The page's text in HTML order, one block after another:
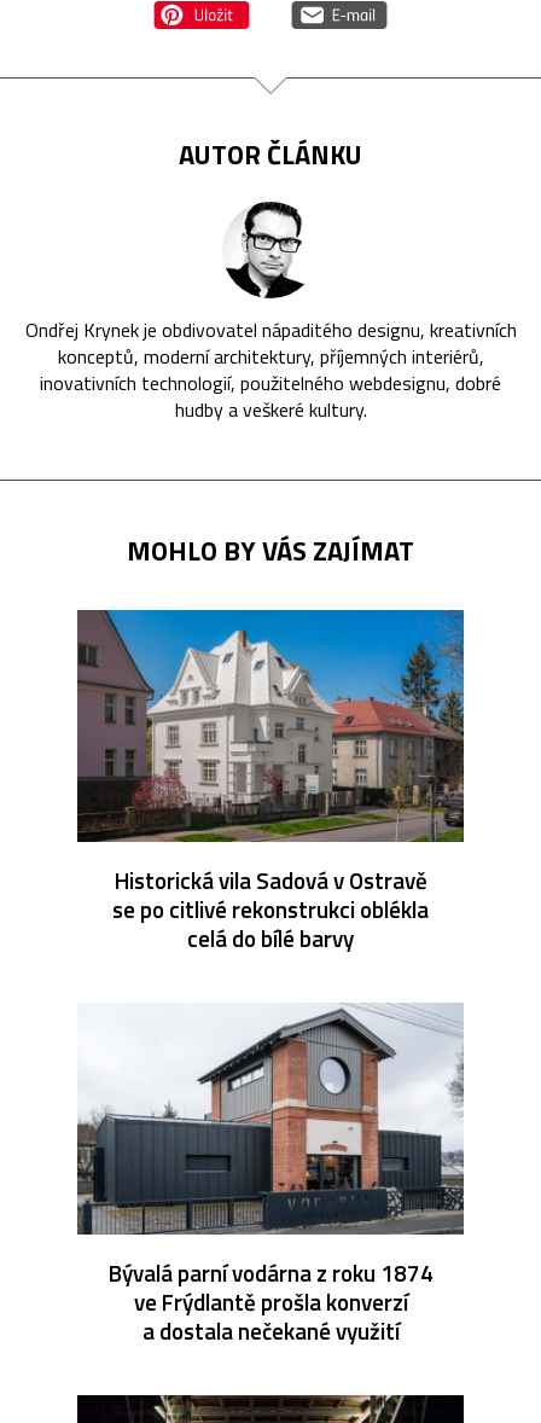
AUTOR ČLÁNKU
Ondřej Krynek je obdivovatel nápaditého designu, kreativních
konceptů, moderní architektury, příjemných interiérů,
inovativních technologií, použitelného webdesignu, dobré
hudby a veškeré kultury.
MOHLO BY VÁS ZAJÍMAT
Historická vila Sadová v Ostravě
se po citlivé rekonstrukci oblékla
celá do bílé barvy
Bývalá parní vodárna z roku 1874
ve Frýdlantě prošla konverzí
a dostala nečekané využití